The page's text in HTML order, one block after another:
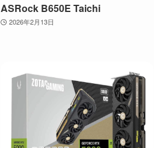
ASRock B650E Taichi
2026年2月13日